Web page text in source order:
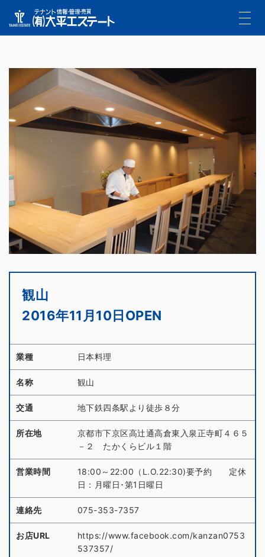
観山
2016年11月10日OPEN
業種 日本料理
名称 観山
交通 地下鉄四条駅より徒歩８分
所在地
京都市下京区高辻通高倉東入泉正寺町４６５
－２ たかくらビル１階
営業時間
18:00～22:00（L.O.22:30)要予約 定休
日：月曜日･第1日曜日
連絡先 075-353-7357
お店URL
https://www.facebook.com/kanzan0753
537357/